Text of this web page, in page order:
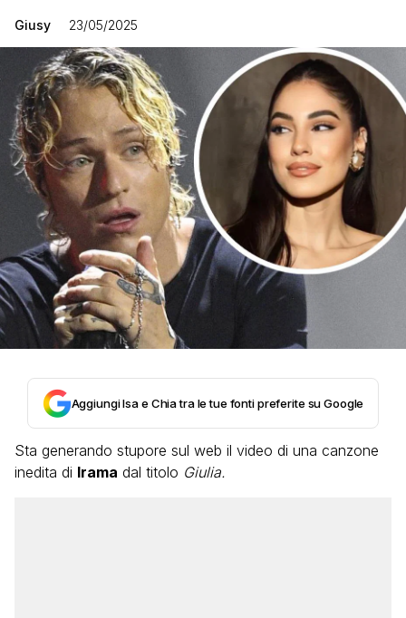
Giusy 23/05/2025
Aggiungi Isa e Chia tra le tue fonti preferite su Google
Sta generando stupore sul web il video di una canzone
inedita di Irama dal titolo Giulia.